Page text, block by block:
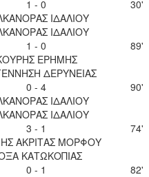
1 - 0
ΙΔΑΛΙΟΥ
30'
ΙΔΑΛΙΟΥ
1 - 0
ΕΡΗΜΗΣ
89'
ΔΕΡΥΝΕΙΑΣ
0 - 4
ΙΔΑΛΙΟΥ
90'
ΙΔΑΛΙΟΥ
3 - 1
ΑΚΡΙΤΑΣ ΜΟΡΦΟΥ
74'
ΚΑΤΩΚΟΠΙΑΣ
0 - 1
82'